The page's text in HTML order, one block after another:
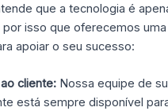
que a tecnologia é
por isso que oferecemos
apoiar o seu sucesso:
cliente: Nossa equipe de
está sempre disponível